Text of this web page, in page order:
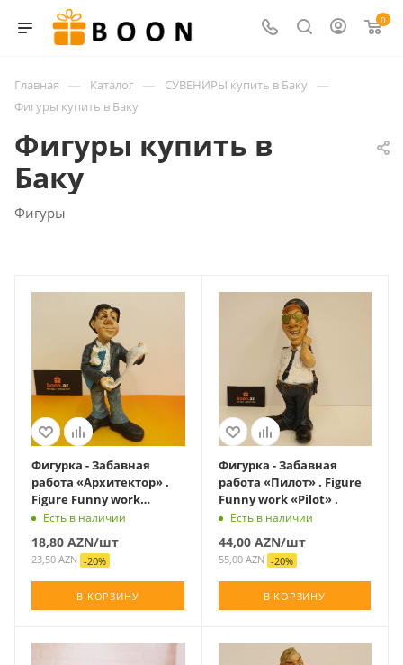
0
Главная — Каталог — СУВЕНИРЫ купить в Баку —
Фигуры купить в Баку
Фигуры купить в
Баку
Фигуры
Фигурка - Забавная
работа «Архитектор» .
Figure Funny work
«Architect» .
Есть в наличии
18,80 AZN/шт
23,50AZN -20%
В КОРЗИНУ
Фигурка - Забавная
работа «Пилот» . Figure
Funny work «Pilot» .
Есть в наличии
44,00AZN/шт
55,00AZN -20%
В КОРЗИНУ